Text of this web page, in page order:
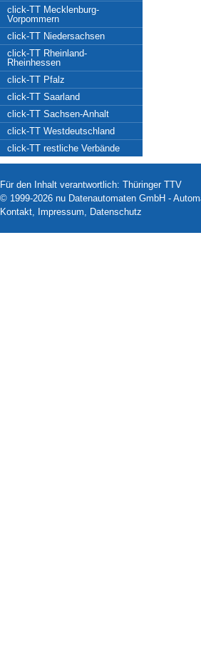
click-TT Mecklenburg-
Vorpommern
click-TT Niedersachsen
click-TT Rheinland-
Rheinhessen
click-TT Pfalz
click-TT Saarland
click-TT Sachsen-Anhalt
click-TT Westdeutschland
click-TT restliche Verbände
Für den Inhalt verantwortlich: Thüringer TTV
© 1999-2026 nu Datenautomaten GmbH -
Kontakt, Impressum, Datenschutz